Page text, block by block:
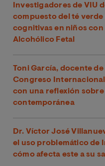
Investigadores de VIU
compuesto del té
cognitivas en niños
Alcohólico Fetal
Toni García, docente de
Congreso
con una reflexión
contemporánea
Dr. Víctor José
el uso problemático de
cómo afecta este a su